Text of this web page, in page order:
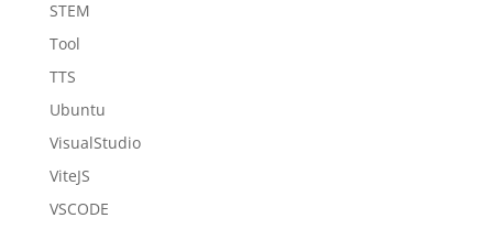
STEM
Tool
TTS
Ubuntu
VisualStudio
ViteJS
VSCODE